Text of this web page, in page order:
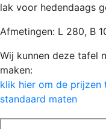
lak voor hedendaags
Afmetingen: L 280, B
Wij kunnen deze tafel
maken:
klik hier om de prijzen
standaard maten